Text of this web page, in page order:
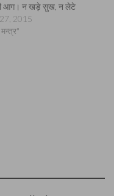
आग। न खड़े सुख, न लेटे
सुख। सिन्दूर चढ़ाऊँ
न छोड़े हमारा ख्याल।
2015